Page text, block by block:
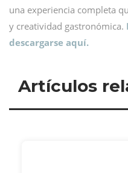
una experiencia completa
y creatividad gastronómica.
descargarse aquí.
Artículos